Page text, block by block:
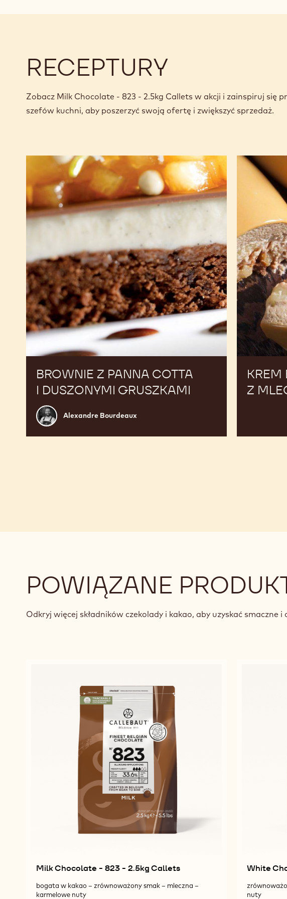
RECEPTURY
Zobacz Milk Chocolate - 823 - 2.5kg Callets w akcji i zainspiruj się
szefów kuchni, aby poszerzyć swoją ofertę i zwiększyć sprzedaż.
BROWNIE Z PANNA COTTA
I DUSZONYMI GRUSZKAMI
Alexandre
Bourdeaux
Alexandre Bourdeaux
Brownie
z panna
cotta
i duszonymi
gruszkami
KREM
Z
Krem
bawarski
z mlecznej
czekolady
POWIĄZANE
Odkryj więcej składników czekolady i kakao, aby uzyskać smaczne
Milk Chocolate - 823 - 2.5kg Callets
bogata w kakao – zrównoważony smak – mleczna –
karmelowe nuty
White
nuty